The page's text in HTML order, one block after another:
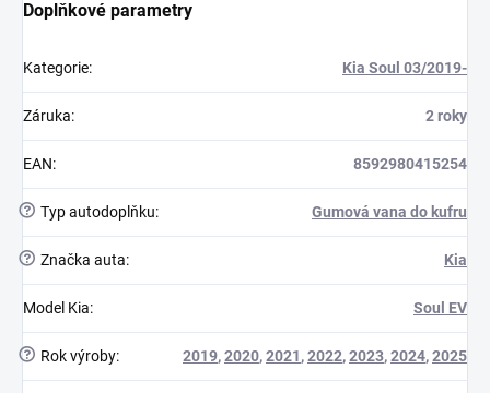
Doplňkové parametry
Kategorie: Kia Soul 03/2019-
Záruka: 2 roky
EAN: 8592980415254
? Typ autodoplňku: Gumová vana do kufru
? Značka auta: Kia
Model Kia: Soul EV
? Rok výroby: 2019,2020,2021,2022,2023,2024,2025